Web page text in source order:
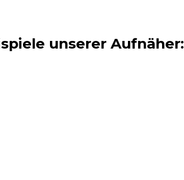
unserer Aufnäher: